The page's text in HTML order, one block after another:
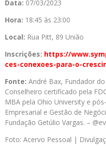
Data: 07/03/2023
Hora: 18:45 às 23:00
Local: Rua Pitt, 89 União
Inscrições: https://www.
ces-conexoes-para-o-
Fonte: André Bax, Fundador do
Conselheiro certificado pela
MBA pela Ohio University e
Empresarial e Gestão de
Fundação Getúlio Vargas. –
Foto: Acervo Pessoal |